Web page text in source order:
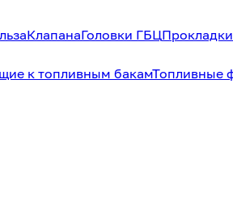
КлапанаГоловки ГБЦПрокладки
к топливным бакамТопливные